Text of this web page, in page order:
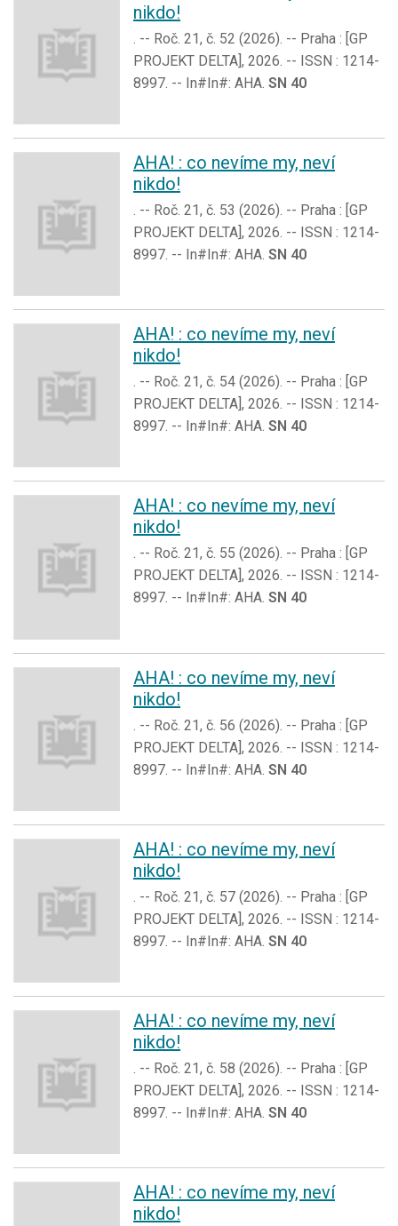
nikdo!
. -- Roč. 21, č. 52 (2026). -- Praha : [GP
PROJEKT DELTA], 2026. -- ISSN : 1214-
8997. -- In#In#: AHA. SN 40
AHA! : co nevíme my, neví
nikdo!
. -- Roč. 21, č. 53 (2026). -- Praha : [GP
PROJEKT DELTA], 2026. -- ISSN : 1214-
8997. -- In#In#: AHA. SN 40
AHA! : co nevíme my, neví
nikdo!
. -- Roč. 21, č. 54 (2026). -- Praha : [GP
PROJEKT DELTA], 2026. -- ISSN : 1214-
8997. -- In#In#: AHA. SN 40
AHA! : co nevíme my, neví
nikdo!
. -- Roč. 21, č. 55 (2026). -- Praha : [GP
PROJEKT DELTA], 2026. -- ISSN : 1214-
8997. -- In#In#: AHA. SN 40
AHA! : co nevíme my, neví
nikdo!
. -- Roč. 21, č. 56 (2026). -- Praha : [GP
PROJEKT DELTA], 2026. -- ISSN : 1214-
8997. -- In#In#: AHA. SN 40
AHA! : co nevíme my, neví
nikdo!
. -- Roč. 21, č. 57 (2026). -- Praha : [GP
PROJEKT DELTA], 2026. -- ISSN : 1214-
8997. -- In#In#: AHA. SN 40
AHA! : co nevíme my, neví
nikdo!
. -- Roč. 21, č. 58 (2026). -- Praha : [GP
PROJEKT DELTA], 2026. -- ISSN : 1214-
8997. -- In#In#: AHA. SN 40
AHA! : co nevíme my, neví
nikdo!